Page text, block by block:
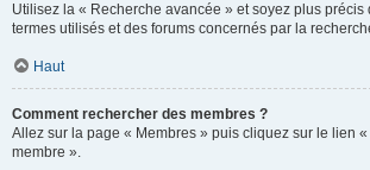
Utilisez la « Recherche avancée » et soyez plus précis
termes utilisés et des forums concernés par la
Haut
Comment rechercher des membres ?
Allez sur la page « Membres » puis cliquez sur le lien
membre ».